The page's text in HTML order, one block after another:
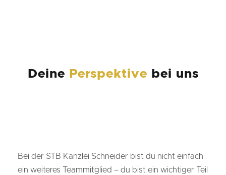
Deine Perspektive bei uns
Bei der STB Kanzlei Schneider bist du nicht einfach
ein weiteres Teammitglied – du bist ein wichtiger Teil